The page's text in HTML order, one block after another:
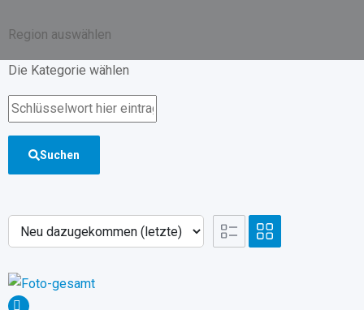
Region auswählen
Die Kategorie wählen
Suchen